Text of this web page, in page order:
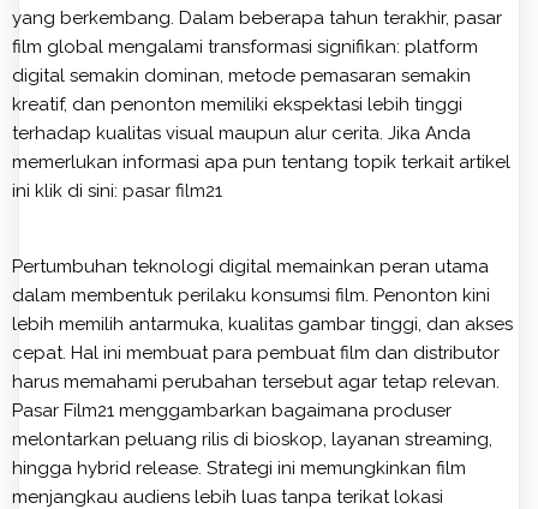
yang berkembang. Dalam beberapa tahun terakhir, pasar
film global mengalami transformasi signifikan: platform
digital semakin dominan, metode pemasaran semakin
kreatif, dan penonton memiliki ekspektasi lebih tinggi
terhadap kualitas visual maupun alur cerita. Jika Anda
memerlukan informasi apa pun tentang topik terkait artikel
ini klik di sini: pasar film21
Pertumbuhan teknologi digital memainkan peran utama
dalam membentuk perilaku konsumsi film. Penonton kini
lebih memilih antarmuka, kualitas gambar tinggi, dan akses
cepat. Hal ini membuat para pembuat film dan distributor
harus memahami perubahan tersebut agar tetap relevan.
Pasar Film21 menggambarkan bagaimana produser
melontarkan peluang rilis di bioskop, layanan streaming,
hingga hybrid release. Strategi ini memungkinkan film
menjangkau audiens lebih luas tanpa terikat lokasi